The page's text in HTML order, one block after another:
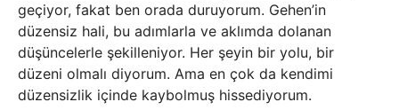
geçiyor, fakat ben orada duruyorum. Gehen’in
düzensiz hali, bu adımlarla ve aklımda dolanan
düşüncelerle şekilleniyor. Her şeyin bir yolu, bir
düzeni olmalı diyorum. Ama en çok da kendimi
düzensizlik içinde kaybolmuş hissediyorum.